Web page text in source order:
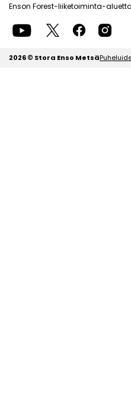
Enson Forest-liiketoiminta-
2026 © Stora Enso Metsä